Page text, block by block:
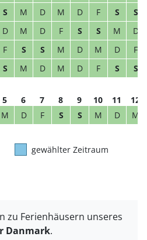
S M D M D F S
S
D M D F S S M
D
F S S M D M D
F
S M D M D F S S
5 6 7 8 9 10 11
12
M D F S S M D M
gewählter Zeitraum
zu Ferienhäusern unseres
Danmark.